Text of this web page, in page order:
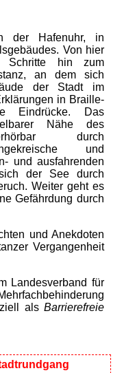
der Hafenuhr, in
Von hier
hin zum
an dem sich
der Stadt im
in Braille-
Eindrücke. Das
Nähe des
durch
und
und ausfahrenden
der See durch
Weiter geht es
Gefährdung durch
und Anekdoten
Vergangenheit
Landesverband für
als Barrierefreie